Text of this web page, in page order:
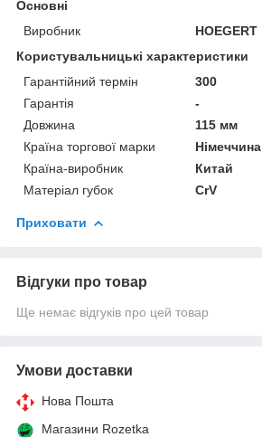
Основні
Виробник
HOEGERT
Користувальницькі характеристики
Гарантійний термін
300
Гарантія
-
Довжина
115 мм
Країна торгової марки
Німеччина
Країна-виробник
Китай
Матеріал губок
CrV
Приховати
Відгуки про товар
Ще немає відгуків про цей товар
Умови доставки
Нова Пошта
Магазини Rozetka